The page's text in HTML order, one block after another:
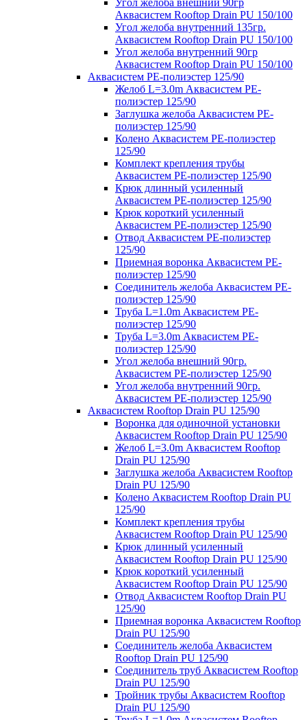
Угол желоба внешний 90гр
Аквасистем Rooftop Drain PU 150/100
Угол желоба внутренний 135гр.
Аквасистем Rooftop Drain PU 150/100
Угол желоба внутренний 90гр
Аквасистем Rooftop Drain PU 150/100
Аквасистем PE-полиэстер 125/90
Желоб L=3.0m Аквасистем PE-
полиэстер 125/90
Заглушка желоба Аквасистем PE-
полиэстер 125/90
Колено Аквасистем PE-полиэстер
125/90
Комплект крепления трубы
Аквасистем PE-полиэстер 125/90
Крюк длинный усиленный
Аквасистем PE-полиэстер 125/90
Крюк короткий усиленный
Аквасистем PE-полиэстер 125/90
Отвод Аквасистем РЕ-полиэстер
125/90
Приемная воронка Аквасистем PE-
полиэстер 125/90
Соединитель желоба Аквасистем PE-
полиэстер 125/90
Труба L=1.0m Аквасистем PE-
полиэстер 125/90
Труба L=3.0m Аквасистем PE-
полиэстер 125/90
Угол желоба внешний 90гр.
Аквасистем PE-полиэстер 125/90
Угол желоба внутренний 90гр.
Аквасистем PE-полиэстер 125/90
Аквасистем Rooftop Drain PU 125/90
Воронка для одиночной установки
Аквасистем Rooftop Drain PU 125/90
Желоб L=3.0m Аквасистем Rooftop
Drain PU 125/90
Заглушка желоба Аквасистем Rooftop
Drain PU 125/90
Колено Аквасистем Rooftop Drain PU
125/90
Комплект крепления трубы
Аквасистем Rooftop Drain PU 125/90
Крюк длинный усиленный
Аквасистем Rooftop Drain PU 125/90
Крюк короткий усиленный
Аквасистем Rooftop Drain PU 125/90
Отвод Аквасистем Rooftop Drain PU
125/90
Приемная воронка Аквасистем Rooftop
Drain PU 125/90
Соединитель желоба Аквасистем
Rooftop Drain PU 125/90
Соединитель труб Аквасистем Rooftop
Drain PU 125/90
Тройник трубы Аквасистем Rooftop
Drain PU 125/90